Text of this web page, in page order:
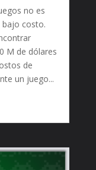
no es
bajo costo.
M de dólares
de
un juego...